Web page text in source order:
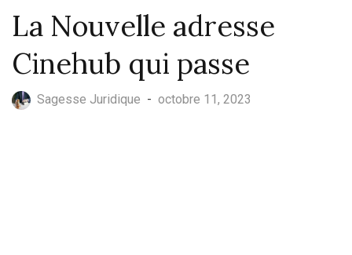
La Nouvelle adresse
Cinehub qui passe
Sagesse Juridique - octobre 11, 2023